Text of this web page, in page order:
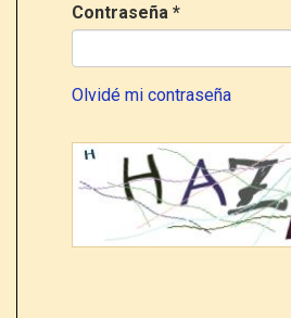
Contraseña *
Olvidé mi contraseña